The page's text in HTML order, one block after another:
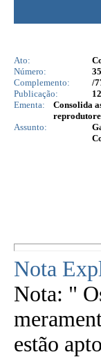
Ato:
Número:
35
Complemento:
/
Publicação:
Ementa:
Consolida
Assunto:
Nota
Nota: "
estão